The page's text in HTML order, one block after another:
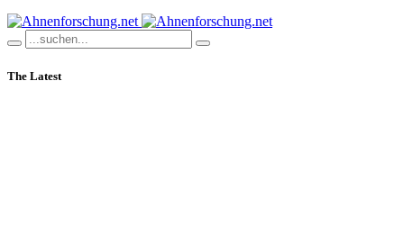
The Latest